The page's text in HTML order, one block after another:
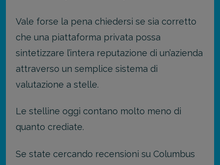
Vale forse la pena chiedersi se sia corretto
che una piattaforma privata possa
sintetizzare l’intera reputazione di un’azienda
attraverso un semplice sistema di
valutazione a stelle.
Le stelline oggi contano molto meno di
quanto crediate.
Se state cercando recensioni su Columbus